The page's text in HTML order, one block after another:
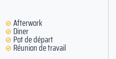
Afterwork
Diner
Pot de départ
Réunion de travail